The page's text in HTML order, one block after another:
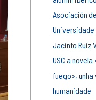
Asociación
Jacinto Ruiz
USC a
fuego»,
humanidade